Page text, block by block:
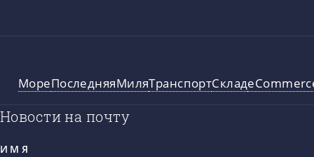
МореПоследняяМиляТранспортСклад
Новости на почту
ИМЯ